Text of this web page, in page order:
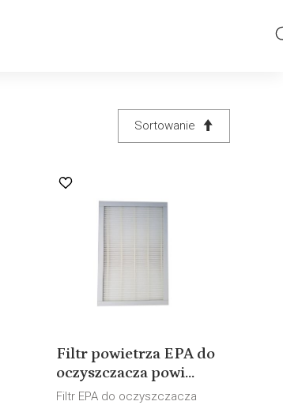
Sortowanie
Filtr powietrza EPA do
oczyszczacza powi...
Filtr EPA do oczyszczacza